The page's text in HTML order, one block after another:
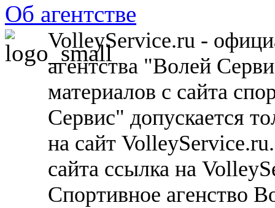
Об агентстве
VolleyService.ru -
агентства "Волей
материалов с сайта
Сервис" допускается
на сайт
сайта ссылка на
Спортивное агенство